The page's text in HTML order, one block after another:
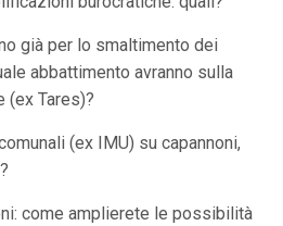
già per lo smaltimento dei
abbattimento avranno sulla
(ex Tares)?
(ex IMU) su capannoni,
come amplierete le possibilità